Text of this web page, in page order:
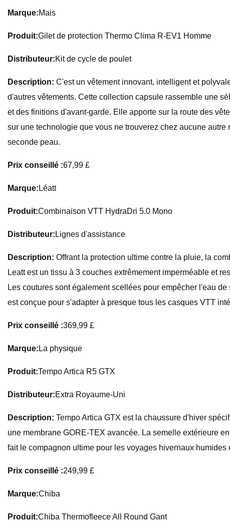
Marque:Mais
Produit:Gilet de protection Thermo Clima R-EV1 Homme
Distributeur:Kit de cycle de poulet
Description: C'est un vêtement innovant, intelligent et
d'autres vêtements. Cette collection capsule rassemble une
et des finitions d'avant-garde. Elle apporte sur la route des
sur une technologie que vous ne trouverez chez aucune
seconde peau.
Prix ​​conseillé :67,99 £
Marque:Léatt
Produit:Combinaison VTT HydraDri 5.0 Mono
Distributeur:Lignes d'assistance
Description: Offrant la protection ultime contre la pluie, la
Leatt est un tissu à 3 couches extrêmement imperméable et
Les coutures sont également scellées pour empêcher l'eau
est conçue pour s'adapter à presque tous les casques VTT
Prix ​​conseillé :369,99 £
Marque:La physique
Produit:Tempo Artica R5 GTX
Distributeur:Extra Royaume-Uni
Description: Tempo Artica GTX est la chaussure d'hiver
une membrane GORE-TEX avancée. La semelle extérieure
fait le compagnon ultime pour les voyages hivernaux humides
Prix ​​conseillé :249,99 £
Marque:Chiba
Produit:Chiba Thermofleece All Round Gant